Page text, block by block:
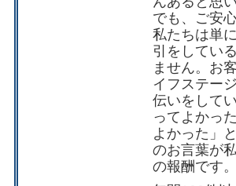
でも、ご安
私たちは単
引をしてい
ません。お
イフステー
伝いをして
ってよかっ
よかった」
のお言葉が
の報酬です。